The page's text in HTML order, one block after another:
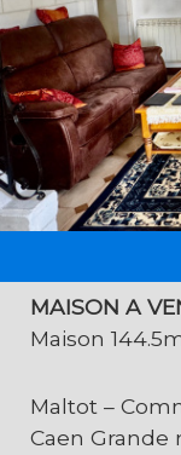
MAISON A
Maison
Maltot –
Caen Grande